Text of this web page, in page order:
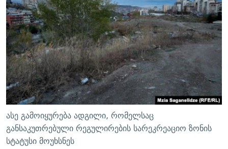
ასე გამოიყურება ადგილი, რომელსაც
განსაკუთრებული რეგულირების სარეკრეაციო ზონის
სტატუსი მოუხსნეს